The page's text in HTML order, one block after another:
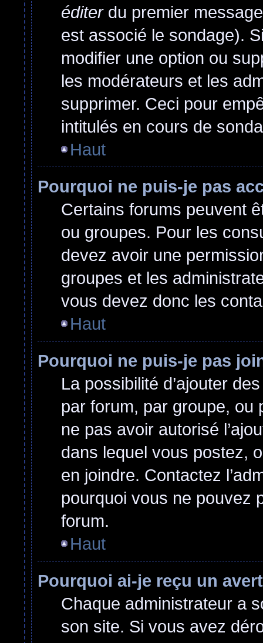
éditerdu premier
est associé le sondage).
modifier une option ou
les modérateurs et les
supprimer. Ceci pour
intitulés en cours de
Haut
Pourquoi ne puis-je pas
Certains forums peuvent
ou groupes. Pour les
devez avoir une
groupes et les
vous devez donc les
Haut
Pourquoi ne puis-je pas
La possibilité d’ajouter
par forum, par groupe, ou
ne pas avoir autorisé
dans lequel vous postez,
en joindre. Contactez
pourquoi vous ne pouvez
forum.
Haut
Pourquoi ai-je reçu un
Chaque administrateur a
son site. Si vous avez